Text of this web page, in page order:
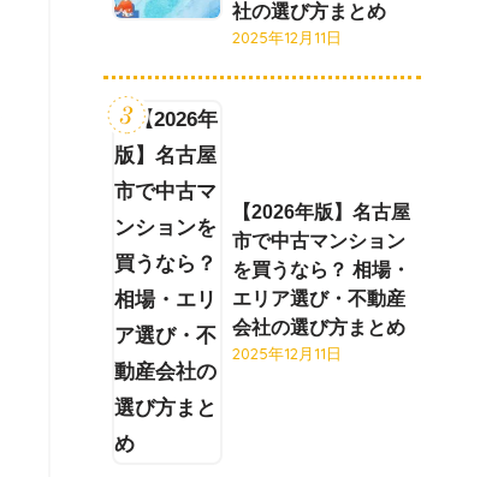
社の選び方まとめ
2025年12月11日
【2026年版】名古屋
市で中古マンション
を買うなら？ 相場・
エリア選び・不動産
会社の選び方まとめ
2025年12月11日